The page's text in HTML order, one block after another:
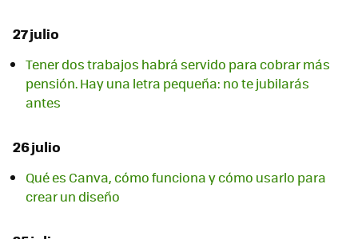
27 julio
Tener dos trabajos habrá servido para cobrar más
pensión. Hay una letra pequeña: no te jubilarás
antes
26 julio
Qué es Canva, cómo funciona y cómo usarlo para
crear un diseño